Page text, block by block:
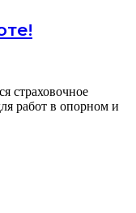
страховочное
работ в опорном и